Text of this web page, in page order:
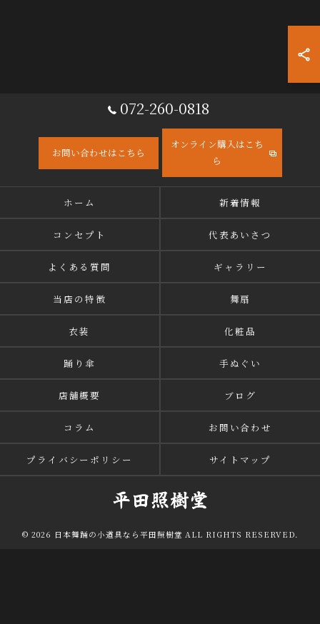
072-260-0818
お問い合わせはこちら
オンライン購入はこち
ら
ホーム 新着情報
コンセプト 代表あいさつ
よくある質問 ギャラリー
当店の特徴 舞扇
衣装 化粧品
踊り傘 手ぬぐい
店舗概要 ブログ
コラム お問い合わせ
プライバシーポリシー サイトマップ
© 2026 日本舞踊の小道具なら平田照樹堂 ALL RIGHTS RESERVED.